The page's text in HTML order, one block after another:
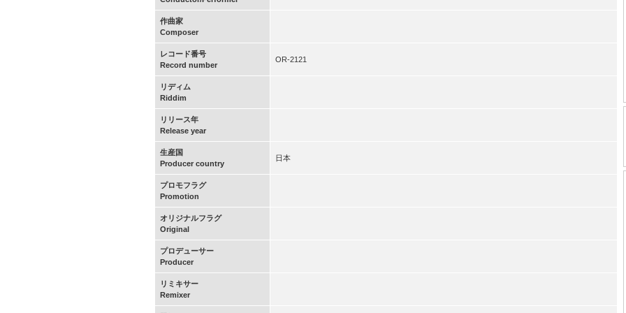
作曲家
Composer
レコード番号
Record number
OR-2121
リディム
Riddim
リリース年
Release year
生産国
Producer country
日本
プロモフラグ
Promotion
オリジナルフラグ
Original
プロデューサー
Producer
リミキサー
Remixer